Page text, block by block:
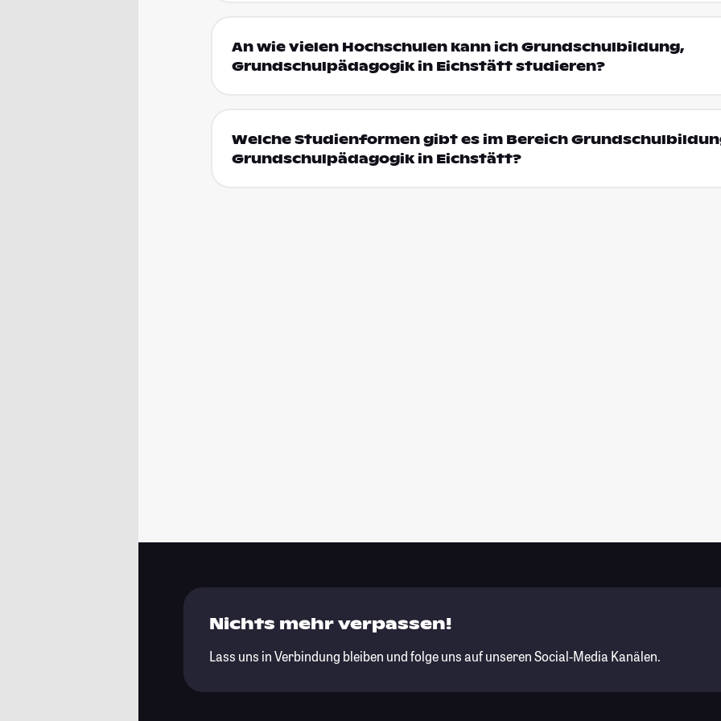
An wie vielen Hochschulen kann ich Grundschulbildung,
Grundschulpädagogik in Eichstätt studieren?
Welche Studienformen gibt es im Bereich
Grundschulpädagogik in Eichstätt?
Nichts mehr verpassen!
Lass uns in Verbindung bleiben und folge uns auf unseren Social-Media Kanälen.